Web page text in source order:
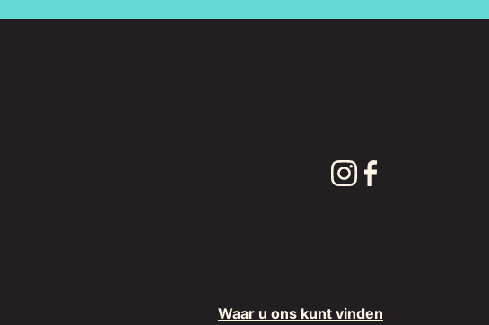
Waar u ons kunt vinden